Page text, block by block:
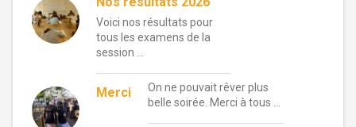
Voici nos résultats pour
tous les examens de la
session …
Merci
On ne pouvait rêver plus
belle soirée. Merci à tous …